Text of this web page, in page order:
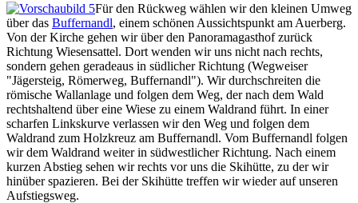
Für den Rückweg wählen wir den kleinen Umweg
über das Buffernandl, einem schönen Aussichtspunkt am Auerberg.
Von der Kirche gehen wir über den Panoramagasthof zurück
Richtung Wiesensattel. Dort wenden wir uns nicht nach rechts,
sondern gehen geradeaus in südlicher Richtung (Wegweiser
"Jägersteig, Römerweg, Buffernandl"). Wir durchschreiten die
römische Wallanlage und folgen dem Weg, der nach dem Wald
rechtshaltend über eine Wiese zu einem Waldrand führt. In einer
scharfen Linkskurve verlassen wir den Weg und folgen dem
Waldrand zum Holzkreuz am Buffernandl. Vom Buffernandl folgen
wir dem Waldrand weiter in südwestlicher Richtung. Nach einem
kurzen Abstieg sehen wir rechts vor uns die Skihütte, zu der wir
hinüber spazieren. Bei der Skihütte treffen wir wieder auf unseren
Aufstiegsweg.